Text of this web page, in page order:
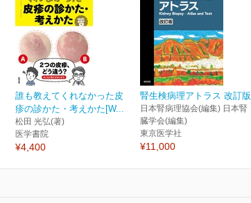
誰も教えてくれなかった皮
疹の診かた・考えかた[W...
松田 光弘(著)
医学書院
¥4,400
腎生検病理アトラス 改訂版
日本腎病理協会(編集) 日本腎
臓学会(編集)
東京医学社
¥11,000